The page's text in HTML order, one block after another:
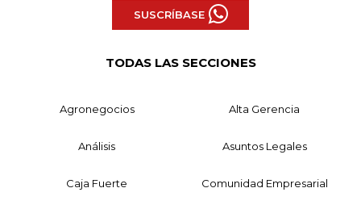
SUSCRÍBASE
TODAS LAS SECCIONES
Agronegocios Alta Gerencia
Análisis Asuntos Legales
Caja Fuerte Comunidad Empresarial